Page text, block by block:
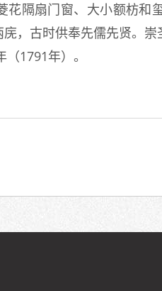
隔扇门窗、大小额枋和
，古时供奉先儒先贤。
1791年）。